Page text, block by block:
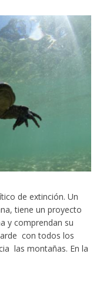
de extinción. Un
tiene un proyecto
y comprendan su
con todos los
las montañas. En la